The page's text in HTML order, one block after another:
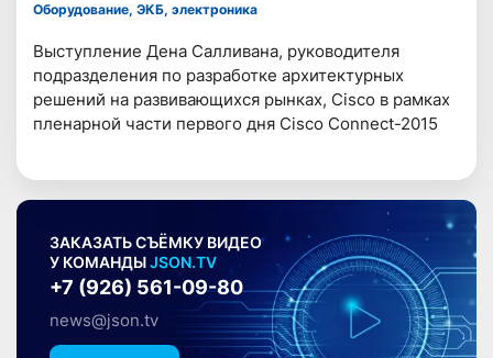
Оборудование, ЭКБ, электроника
Выступление Дена Салливана, руководителя
подразделения по разработке архитектурных
решений на развивающихся рынках, Cisco в рамках
пленарной части первого дня Cisco Connect-2015
ЗАКАЗАТЬ СЪЁМКУ ВИДЕО
У КОМАНДЫJSON.TV
+7 (926) 561-09-80
news@json.tv